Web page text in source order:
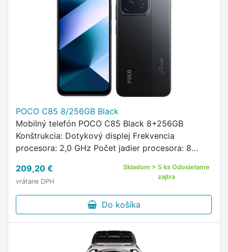
POCO C85 8/256GB Black
Mobilný telefón POCO C85 Black 8+256GB
Konštrukcia: Dotykový displej Frekvencia
procesora: 2,0 GHz Počet jadier procesora: 8
8 GB Interná pamäť: 256 GB Operačná …
209,20 €
vrátane DPH
Skladom > 5 ks Odosielame
zajtra
Do košíka